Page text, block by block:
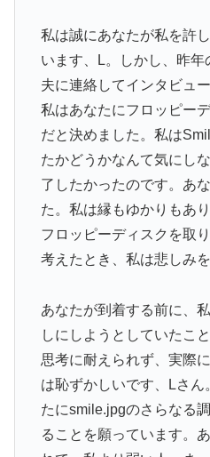
私は誠にあなたが私を許
います、L。しかし、昨
夫に連絡してインタビュ
私はあなたにフロッピー
だと決めました。私は
たかどうかなんて気にし
了したかったのです。あ
た。私は縁もゆかりもあ
フロッピーディスクを取
考えたとき、私は悲しみ
あなたが到着する前に、
しにしようとしていたこ
思考に耐えられず、実際
は恥ずかしいです、Lさ
たにsmile.jpgのさらなる
ることを願っています。